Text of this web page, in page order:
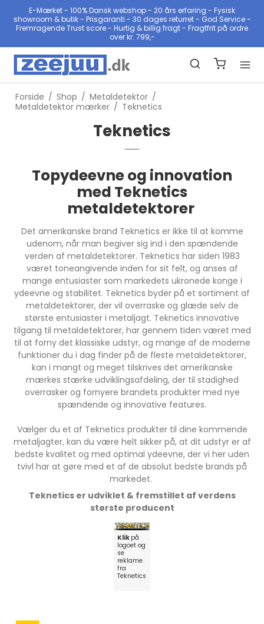
E-Mærket - 100% Dansk webshop - 20 års erfaring - Fysisk
showroom & butik - Prisgaranti - 30 dages returret - God Service -
Fremragende Trust score - Hurtig & billig fragt - Fragtfrit på ordre
over kr. 799,-
Forside / Shop / Metaldetektor /
Metaldetektor mærker / Teknetics
Teknetics
Topydeevne og innovation
med Teknetics
metaldetektorer
Det amerikanske brand Teknetics er ikke til at komme
udenom, når man begiver sig ind i den spændende
verden af metaldetektorer. Teknetics har siden 1983
været toneangivende inden for sit felt, og anses af
mange entusiaster som markedets ukronede konge i
ydeevne og stabilitet. Teknetics byder på et sortiment af
metaldetektorer, der vil overraske og glæde selv de
største entusiaster i metaljagt. Teknetics innovative
tilgang til metaldetektorer, har gennem tiden været med
til at forny det klassiske udstyr, og mange af de moderne
funktioner du i dag finder på de fleste metaldetektorer,
kan i mangt og meget tilskrives det amerikanske
mærkes stærke udviklingsafdeling, der til stadighed
overrasker og fornyere brandets produkter med nye
spændende og innovative features.
Vælger du et af Teknetics produkter til dine kommende
metaljagter, kan du være helt sikker på, at dit udstyr er af
bedste kvalitet og med optimal ydeevne, der vi her uden
tvivl har at gøre med et af de absolut bedste brands på
markedet.
Teknetics er udviklet & fremstillet af verdens
største producent
Klik på
logoet og
se
reklame
fra
Teknetics